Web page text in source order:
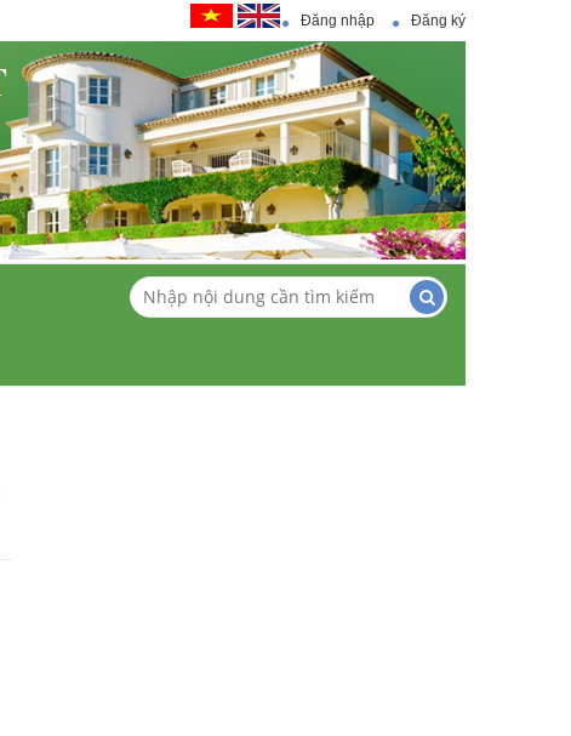
Đăng nhập Đăng ký